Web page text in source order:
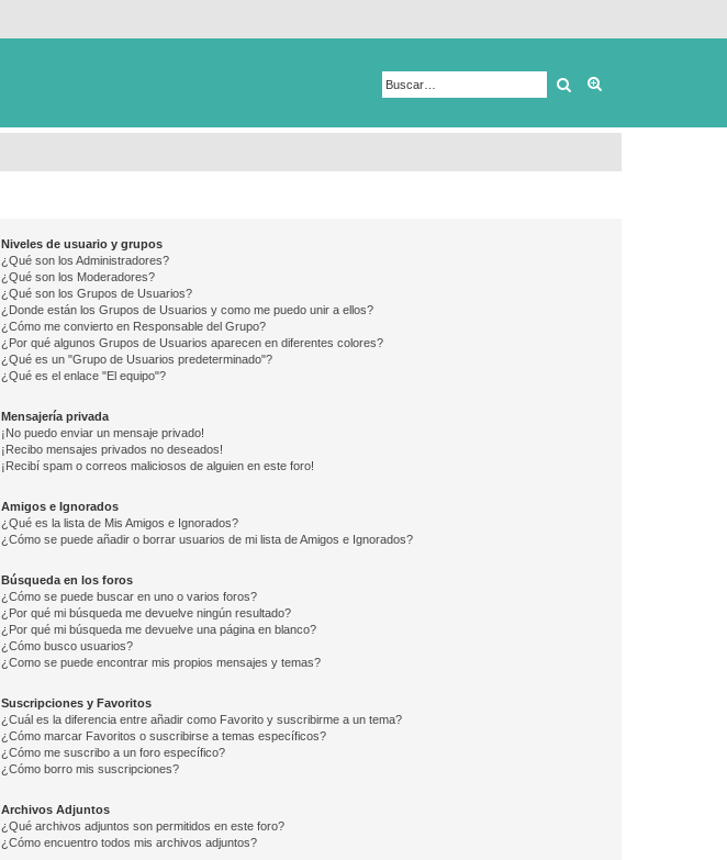
Buscar
Niveles de usuario y grupos
¿Qué son los Administradores?
¿Qué son los Moderadores?
¿Qué son los Grupos de Usuarios?
¿Donde están los Grupos de Usuarios y como me puedo unir a ellos?
¿Cómo me convierto en Responsable del Grupo?
¿Por qué algunos Grupos de Usuarios aparecen en diferentes colores?
¿Qué es un "Grupo de Usuarios predeterminado"?
¿Qué es el enlace "El equipo"?
Mensajería privada
¡No puedo enviar un mensaje privado!
¡Recibo mensajes privados no deseados!
¡Recibí spam o correos maliciosos de alguien en este foro!
Amigos e Ignorados
¿Qué es la lista de Mis Amigos e Ignorados?
¿Cómo se puede añadir o borrar usuarios de mi lista de Amigos e Ignorados?
Búsqueda en los foros
¿Cómo se puede buscar en uno o varios foros?
¿Por qué mi búsqueda me devuelve ningún resultado?
¿Por qué mi búsqueda me devuelve una página en blanco?
¿Cómo busco usuarios?
¿Como se puede encontrar mis propios mensajes y temas?
Suscripciones y Favoritos
¿Cuál es la diferencia entre añadir como Favorito y suscribirme a un tema?
¿Cómo marcar Favoritos o suscribirse a temas específicos?
¿Cómo me suscribo a un foro específico?
¿Cómo borro mis suscripciones?
Archivos Adjuntos
¿Qué archivos adjuntos son permitidos en este foro?
¿Cómo encuentro todos mis archivos adjuntos?